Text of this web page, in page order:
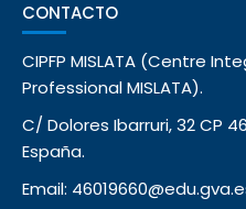
CONTACTO
CIPFP MISLATA (Centre
Professional MISLATA).
C/ Dolores Ibarruri, 32 CP
España.
Email: